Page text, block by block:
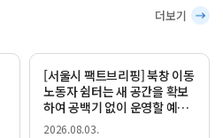
[서울시 팩트브리핑] 북창 이동
노동자 쉼터는 새 공간을 확보
하여 공백기 없이 운영할 예정
입니다
2026.08.03.
더보기